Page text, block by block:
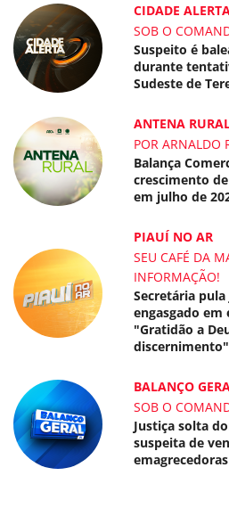
CIDADE
SOB O
Suspeito é
durante
Sudeste de
ANTENA
POR ARNALDO
Balança
crescimento
em julho de
PIAUÍ NO AR
SEU CAFÉ DA
INFORMAÇÃO!
Secretária
engasgado em
"Gratidão a
discernimento"
BALANÇO
SOB O
Justiça solta
suspeita de